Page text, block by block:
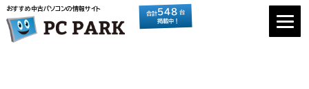
おすすめ中古パソコンの情報サイト
合計548 台
掲載中！